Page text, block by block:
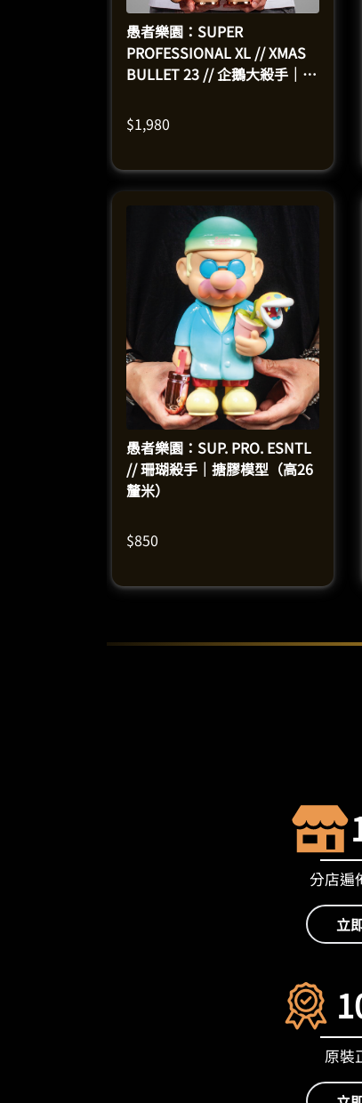
愚者樂園：SUPER
PROFESSIONAL XL // XMAS
BULLET 23 // 企鵝大殺手｜搪
$1,980
愚者樂園：SUP. PRO. ESNTL
// 珊瑚殺手｜搪膠模型（高26
釐米）
$850
分店遍
立
原裝